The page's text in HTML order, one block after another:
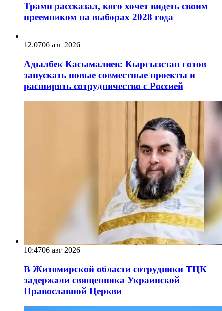
Трамп рассказал, кого хочет видеть своим
преемником на выборах 2028 года
12:0706 авг 2026
Адылбек Касымалиев: Кыргызстан готов
запускать новые совместные проекты и
расширять сотрудничество с Россией
10:4706 авг 2026
В Житомирской области сотрудники ТЦК
задержали священника Украинской
Православной Церкви